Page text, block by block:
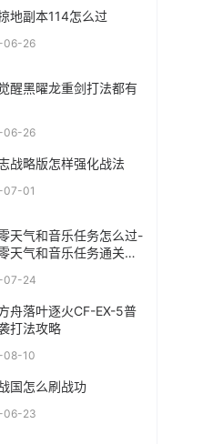
地副本114怎么过
06-26
醒黑曜龙重剑打法都有
06-26
战略版怎样强化战法
07-01
天气和音乐任务怎么过-
天气和音乐任务通关攻
07-24
舟落叶逐火CF-EX-5普
打法攻略
08-10
国怎么刷战功
06-23